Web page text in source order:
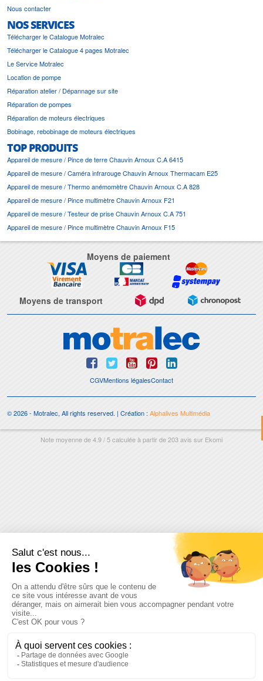
Nous contacter
NOS SERVICES
Télécharger le Catalogue Motralec
Télécharger le Catalogue 4 pages Motralec
Le Service Motralec
Location de pompe
Réparation atelier / Dépannage sur site
Réparation de pompes
Réparation de moteurs électriques
Bobinage, rebobinage de moteurs électriques
TOP PRODUITS
Appareil de mesure / Pince de terre Chauvin Arnoux C.A 6415
Appareil de mesure / Caméra infrarouge Chauvin Arnoux Thermacam E25
Appareil de mesure / Thermo anémomètre Chauvin Arnoux C.A 828
Appareil de mesure / Pince multimètre Chauvin Arnoux F21
Appareil de mesure / Testeur de prise Chauvin Arnoux C.A 751
Appareil de mesure / Pince multimètre Chauvin Arnoux F15
Moyens de paiement
Moyens de transport
CGVMentions légalesContact
© 2026 - Motralec, All rights reserved. | Création :Alphalives Multimédia
Note moyenne de4.9/5calculée à partir de203avis sur Ekomi